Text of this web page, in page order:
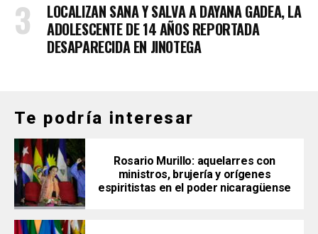
LOCALIZAN SANA Y SALVA A DAYANA GADEA, LA
ADOLESCENTE DE 14 AÑOS REPORTADA
DESAPARECIDA EN JINOTEGA
Te podría interesar
Rosario Murillo: aquelarres con
ministros, brujería y orígenes
espiritistas en el poder nicaragüense